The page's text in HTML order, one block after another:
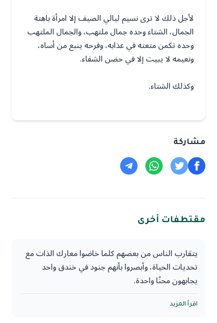
لأجل ذلك لا ترى نسيم ليالي الصيف إلا امرأة باهتة
الجمال، الشتاء وحده جمال ملتهب، والجمال الملتهب
وحده تكمن متعته في عذابه، وفرحه ينبع من أساه،
ونعيمه لا يبيت إلا في حضن الشقاء.
وكذلك الشتاء.
مشاركة
مقتطفات أخرى
يتقارب الناس من بعضهم كلما خاضوا معارك الذات مع
تحديات الحياة، وأبصروا بأنهم جنود في خندق واحد
يجابهون محنًا واحدة.
‏فالنفوس تتشابه في معارك الحياة التي تجابهها ذواتهم،
اقرأ المزيد